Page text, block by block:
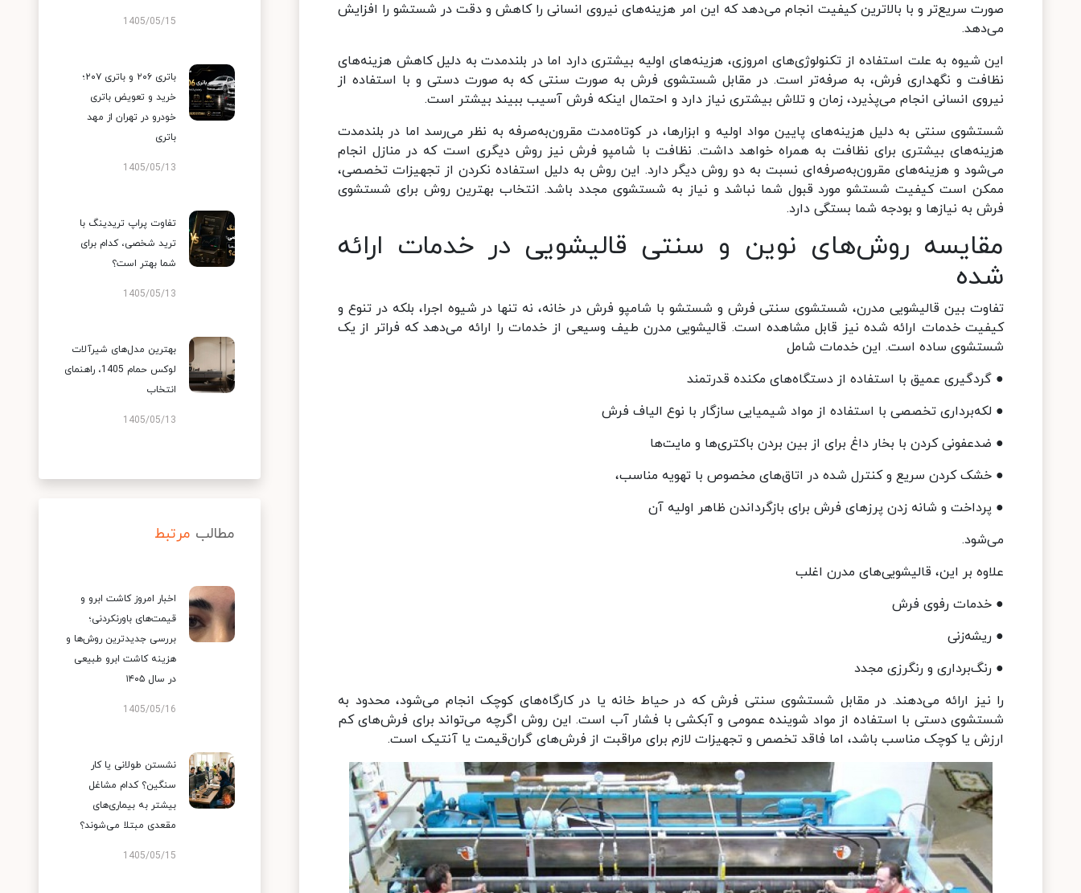
صورت سریع‌تر و با بالاترین کیفیت انجام می‌دهد که این امر هزینه‌های نیروی انسانی را کاهش و دقت در شستشو را افزایش
می‌دهد.
این شیوه به علت استفاده از تکنولوژی‌های امروزی، هزینه‌های اولیه بیشتری دارد اما در بلندمدت به دلیل کاهش هزینه‌های
نظافت و نگهداری فرش، به صرفه‌تر است. در مقابل شستشوی فرش به صورت سنتی که به صورت دستی و با استفاده از
نیروی انسانی انجام می‌پذیرد، زمان و تلاش بیشتری نیاز دارد و احتمال اینکه فرش آسیب ببیند بیشتر است.
شستشوی سنتی به دلیل هزینه‌های پایین مواد اولیه و ابزارها، در کوتاه‌مدت مقرون‌به‌صرفه به نظر می‌رسد اما در بلندمدت
هزینه‌های بیشتری برای نظافت به همراه خواهد داشت. نظافت با شامپو فرش نیز روش دیگری است که در منازل انجام
می‌شود و هزینه‌های مقرون‌به‌صرفه‌ای نسبت به دو روش دیگر دارد. این روش به دلیل استفاده نکردن از تجهیزات تخصصی،
ممکن است کیفیت شستشو مورد قبول شما نباشد و نیاز به شستشوی مجدد باشد. انتخاب بهترین روش برای شستشوی
فرش به نیازها و بودجه شما بستگی دارد.
مقایسه روش‌های نوین و سنتی قالیشویی در خدمات ارائه
شده
تفاوت بین قالیشویی مدرن، شستشوی سنتی فرش و شستشو با شامپو فرش در خانه، نه تنها در شیوه اجرا، بلکه در تنوع و
کیفیت خدمات ارائه شده نیز قابل مشاهده است. قالیشویی مدرن طیف وسیعی از خدمات را ارائه می‌دهد که فراتر از یک
شستشوی ساده است. این خدمات شامل
● گردگیری عمیق با استفاده از دستگاه‌های مکنده قدرتمند
● لکه‌برداری تخصصی با استفاده از مواد شیمیایی سازگار با نوع الیاف فرش
● ضدعفونی کردن با بخار داغ برای از بین بردن باکتری‌ها و مایت‌ها
● خشک کردن سریع و کنترل شده در اتاق‌های مخصوص با تهویه مناسب،
● پرداخت و شانه زدن پرزهای فرش برای بازگرداندن ظاهر اولیه آن
می‌شود.
علاوه بر این، قالیشویی‌های مدرن اغلب
● خدمات رفوی فرش
● ریشه‌زنی
● رنگ‌برداری و رنگرزی مجدد
را نیز ارائه می‌دهند. در مقابل شستشوی سنتی فرش که در حیاط خانه یا در کارگاه‌های کوچک انجام می‌شود، محدود به
شستشوی دستی با استفاده از مواد شوینده عمومی و آبکشی با فشار آب است. این روش اگرچه می‌تواند برای فرش‌های کم
ارزش یا کوچک مناسب باشد، اما فاقد تخصص و تجهیزات لازم برای مراقبت از فرش‌های گران‌قیمت یا آنتیک است.
1405/05/15
باتری ۲۰۶ و باتری ۲۰۷؛
خرید و تعویض باتری
خودرو در تهران از مهد
باتری
1405/05/13
تفاوت پراپ تریدینگ با
ترید شخصی، کدام برای
شما بهتر است؟
1405/05/13
بهترین مدل‌های شیرآلات
لوکس حمام 1405، راهنمای
انتخاب
1405/05/13
مطالب مرتبط
اخبار امروز کاشت ابرو و
قیمت‌های باورنکردنی؛
بررسی جدیدترین روش‌ها و
هزینه کاشت ابرو طبیعی
در سال ۱۴۰۵
1405/05/16
نشستن طولانی یا کار
سنگین؟ کدام مشاغل
بیشتر به بیماری‌های
مقعدی مبتلا می‌شوند؟
1405/05/15